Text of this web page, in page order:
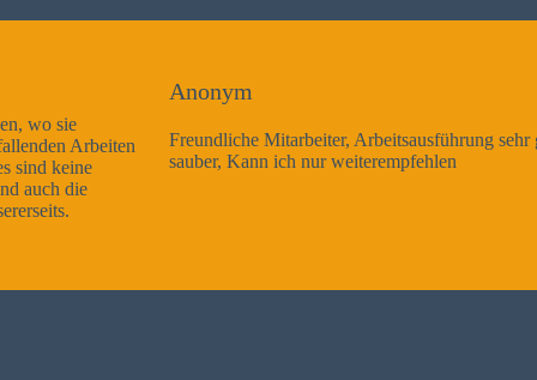
Freundliche Mitarbeiter, Arbeitsausführung sehr gut und sehr
sauber, Kann ich nur weiterempfehlen